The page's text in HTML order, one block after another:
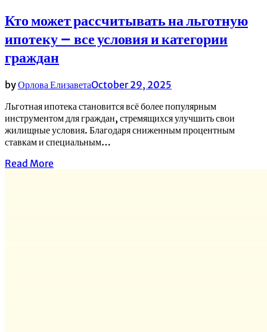
Кто может рассчитывать на льготную
ипотеку – все условия и категории
граждан
byОрлова ЕлизаветаOctober 29, 2025
Льготная ипотека становится всё более популярным
инструментом для граждан, стремящихся улучшить свои
жилищные условия. Благодаря сниженным процентным
ставкам и специальным…
Read More